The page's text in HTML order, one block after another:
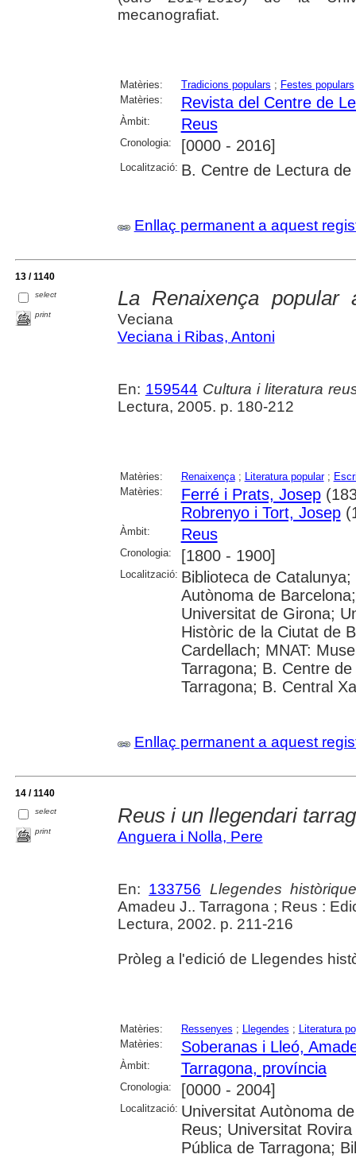
mecanografiat.
Matèries: Tradicions populars ; Festes populars
Matèries:
Revista del Centre de
Àmbit: Reus
Cronologia: [0000 - 2016]
Localització: B. Centre de Lectura de
Enllaç permanent a aquest
13 / 1140
select
print
La Renaixença
Veciana
Veciana i Ribas, Antoni
En: 159544 Cultura i literatura
Lectura, 2005. p. 180-212
Matèries: Renaixença; Literatura popular;
Matèries:
Ferré i Prats, Josep
Robrenyo i Tort, Josep
Àmbit: Reus
Cronologia: [1800 - 1900]
Localització: Biblioteca de
Autònoma de
Universitat de Girona;
Històric de la Ciutat de
Cardellach; MNAT:
Tarragona; B. Centre
Tarragona; B. Central
Enllaç permanent a aquest
14 / 1140
select
print
Reus i un llegendari
Anguera i Nolla, Pere
En: 133756 Llegendes
Amadeu J.. Tarragona ; Reus :
Lectura, 2002. p. 211-216
Pròleg a l'edició de Llegendes
Matèries: Ressenyes ; Llegendes ; Literatura
Matèries:
Soberanas i Lleó,
Àmbit: Tarragona, província
Cronologia: [0000 - 2004]
Localització: Universitat Autònoma
Reus; Universitat
Pública de Tarragona;